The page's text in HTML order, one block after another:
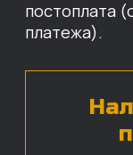
назовут цены и
по